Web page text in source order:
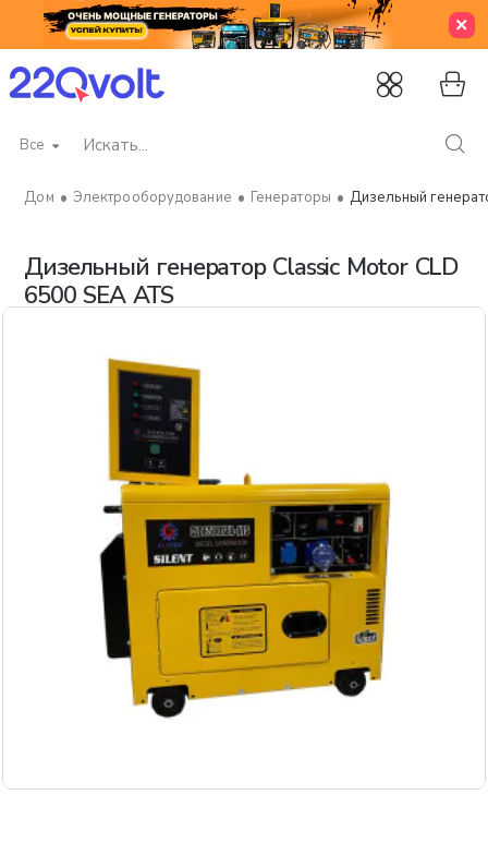
Все
Искать...
Дизельный генератор Classic Motor CLD
6500 SEA ATS
Электрооборудование Генераторы Дизельный